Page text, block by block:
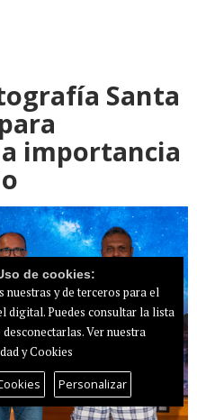
Santa
importancia
de cookies:
y de terceros para el
digital. Puedes consultar la lista
Ver nuestra
y Cookies
Personalizar